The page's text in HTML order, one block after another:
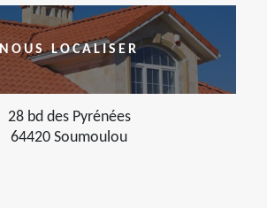
NOUS LOCALISER
28 bd des Pyrénées
64420 Soumoulou